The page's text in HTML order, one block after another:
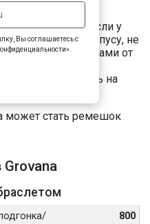
Вы соглашаетесь с
Grovana. Но если у
крепление к корпусу, не
выбор ремешками от
любой
ремень на
может стать ремешок
800